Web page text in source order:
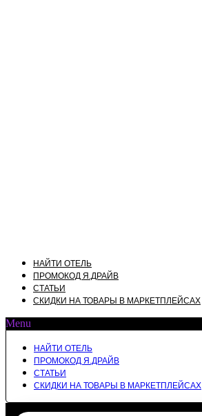
НАЙТИ ОТЕЛЬ
ПРОМОКОД Я.ДРАЙВ
СТАТЬИ
СКИДКИ НА ТОВАРЫ В МАРКЕТПЛЕЙСАХ
Menu
НАЙТИ ОТЕЛЬ
ПРОМОКОД Я.ДРАЙВ
СТАТЬИ
СКИДКИ НА ТОВАРЫ В МАРКЕТПЛЕЙСАХ